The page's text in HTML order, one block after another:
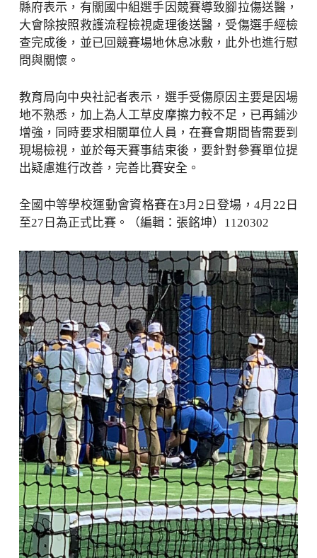
縣府表示，有關國中組選手因競賽導致腳拉傷送醫，
大會除按照救護流程檢視處理後送醫，受傷選手經檢
查完成後，並已回競賽場地休息冰敷，此外也進行慰
問與關懷。
教育局向中央社記者表示，選手受傷原因主要是因場
地不熟悉，加上為人工草皮摩擦力較不足，已再鋪沙
增強，同時要求相關單位人員，在賽會期間皆需要到
現場檢視，並於每天賽事結束後，要針對參賽單位提
出疑慮進行改善，完善比賽安全。
全國中等學校運動會資格賽在3月2日登場，4月22日
至27日為正式比賽。（編輯：張銘坤）1120302